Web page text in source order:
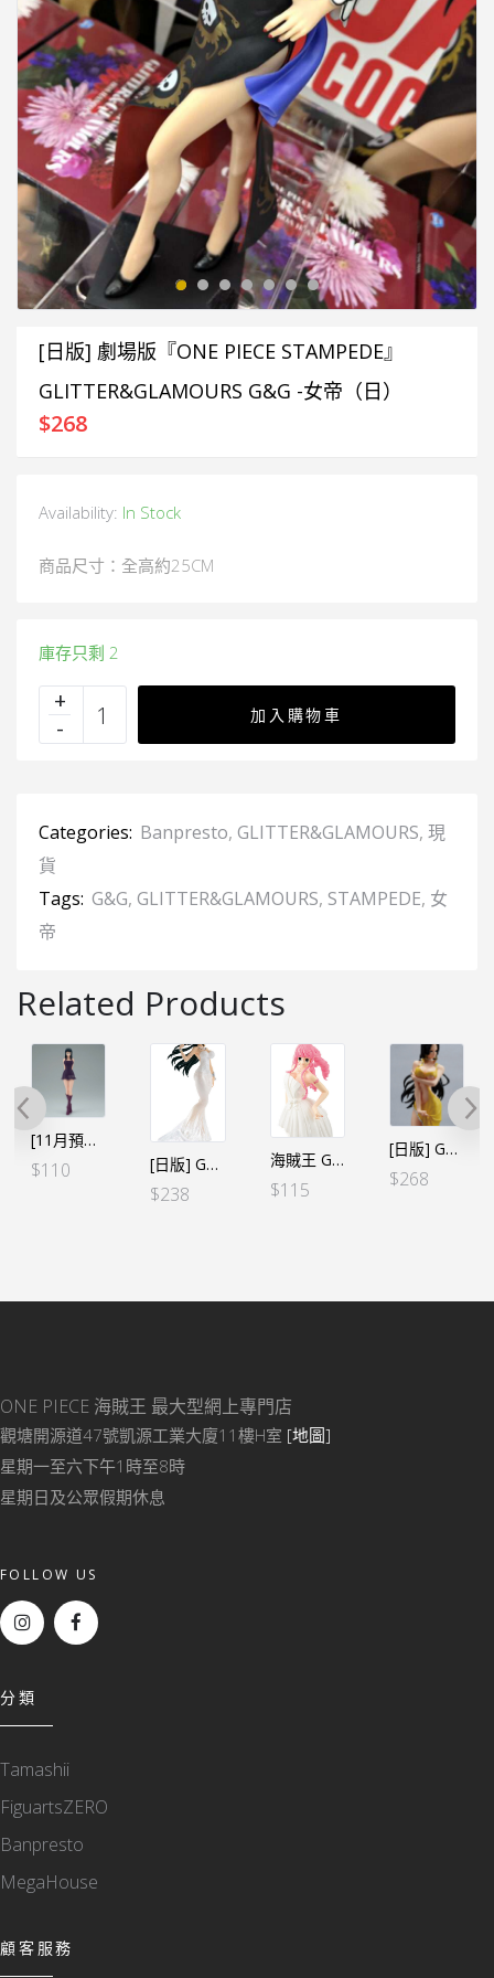
[日版] 劇場版『ONE PIECE STAMPEDE』
GLITTER&GLAMOURS G&G -女帝（日）
$268
Availability: In Stock
商品尺寸：全高約25CM
庫存只剩 2
加入購物車
Categories: Banpresto, GLITTER&GLAMOURS, 現
貨
Tags: G&G, GLITTER&GLAMOURS, STAMPEDE, 女
帝
Related Products
[11月預定]海賊王 GLITTER&GLAMOURS G&G – 羅賓 艾爾巴夫 (行）
$110 [日版] G&G LADY EDGE：WEDDING－BOA.HANCOCK 女帝－Ⓐ 白色
$238
海賊王 GLITTER&GLAMOURS G&G-LADY EDGE：WEDDING－PERHONA 培羅娜－Ⓐ 白色
$115
[日版] GLITTER&GLAMOURS G&G －BOA.HANCOCK 女帝 CRASH STYLE－Ⓑ
$268
ONE PIECE 海賊王 最大型網上專門店
觀塘開源道47號凱源工業大廈11樓H室 [地圖]
星期一至六下午1時至8時
星期日及公眾假期休息
FOLLOW US
分類
Tamashii
FiguartsZERO
Banpresto
MegaHouse
顧客服務